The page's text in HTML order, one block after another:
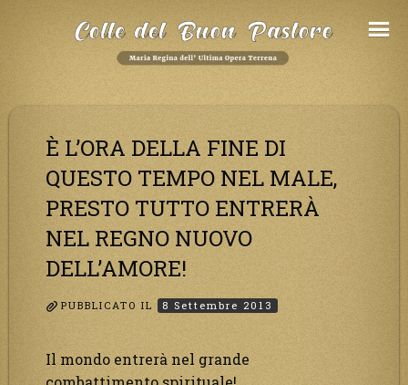
È L’ORA DELLA FINE DI
QUESTO TEMPO NEL MALE,
PRESTO TUTTO ENTRERÀ
NEL REGNO NUOVO
DELL’AMORE!
PUBBLICATO IL 8 Settembre 2013
Il mondo entrerà nel grande